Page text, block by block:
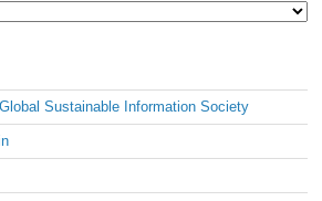
Sustainable Information Society